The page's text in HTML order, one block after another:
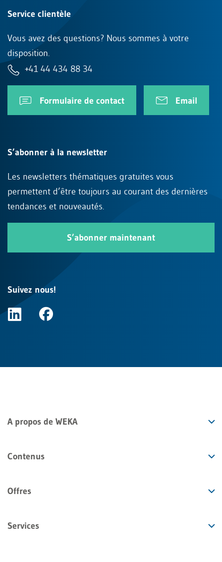
Service clientèle
Vous avez des questions? Nous sommes à votre
disposition.
+41 44 434 88 34
Formulaire de contact Email
S’abonner à la newsletter
Les newsletters thématiques gratuites vous
permettent d’être toujours au courant des dernières
tendances et nouveautés.
S’abonner maintenant
Suivez nous!
A propos de WEKA
Contenus
Offres
Services